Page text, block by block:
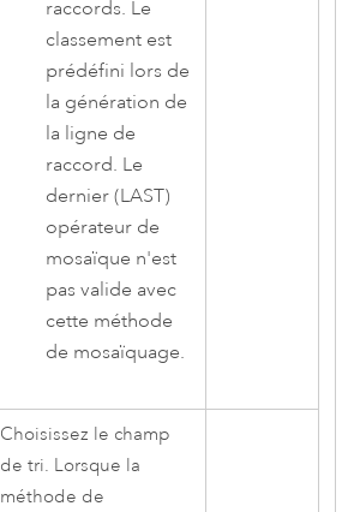
raccords. Le
classement est
prédéfini lors de
la génération de
la ligne de
raccord. Le
dernier (LAST)
opérateur de
mosaïque n'est
pas valide avec
cette méthode
de mosaïquage.
Choisissez le champ
de tri. Lorsque la
méthode de